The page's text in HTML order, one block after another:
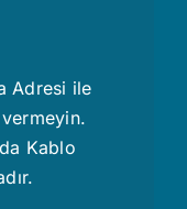
Adresi ile
Kablo